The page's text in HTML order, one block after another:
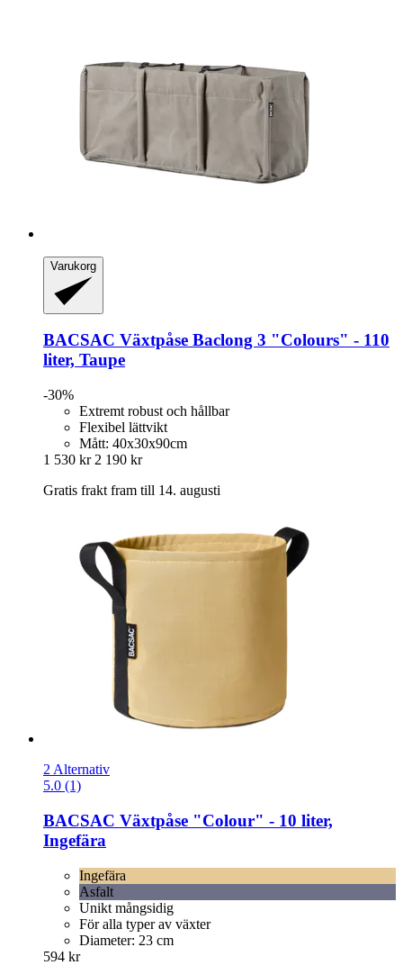
Varukorg
BACSAC Växtpåse Baclong 3 "Colours" -​ 110
liter, Taupe
-30%
Extremt robust och hållbar
Flexibel lättvikt
Mått: 40x30x90cm
1 530 kr 2 190 kr
Gratis frakt fram till 14. augusti
2 Alternativ
5.0 (1)
BACSAC Växtpåse "Colour" -​ 10 liter,
Ingefära
Ingefära
Asfalt
Unikt mångsidig
För alla typer av växter
Diameter: 23 cm
594 kr